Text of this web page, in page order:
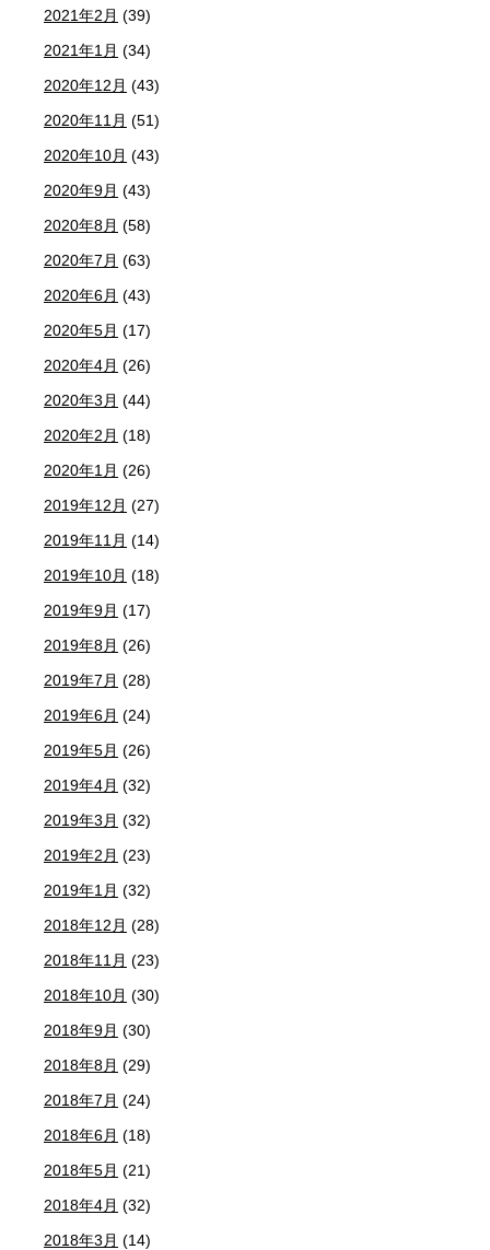
2021年2月 (39)
2021年1月 (34)
2020年12月 (43)
2020年11月 (51)
2020年10月 (43)
2020年9月 (43)
2020年8月 (58)
2020年7月 (63)
2020年6月 (43)
2020年5月 (17)
2020年4月 (26)
2020年3月 (44)
2020年2月 (18)
2020年1月 (26)
2019年12月 (27)
2019年11月 (14)
2019年10月 (18)
2019年9月 (17)
2019年8月 (26)
2019年7月 (28)
2019年6月 (24)
2019年5月 (26)
2019年4月 (32)
2019年3月 (32)
2019年2月 (23)
2019年1月 (32)
2018年12月 (28)
2018年11月 (23)
2018年10月 (30)
2018年9月 (30)
2018年8月 (29)
2018年7月 (24)
2018年6月 (18)
2018年5月 (21)
2018年4月 (32)
2018年3月 (14)